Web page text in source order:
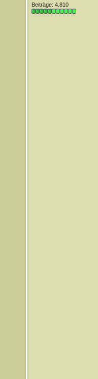
Beiträge: 4.810